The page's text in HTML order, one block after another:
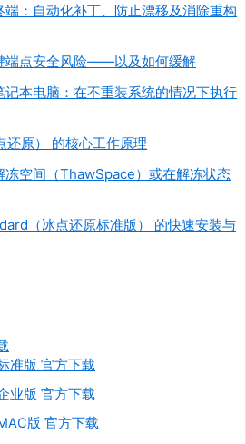
：自动化补丁、防止漂移及消除重构
端点安全风险——以及如何缓解
记本电脑：在不重装系统的情况下执行
原） 的核心工作原理
冻空间（ThawSpace）或在解冻状态
（冰点还原标准版） 的快速安装与
准版 官方下载
业版 官方下载
版 官方下载